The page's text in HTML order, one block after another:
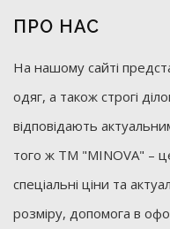
ПРО НАС
На нашому сайті
одяг, а також строгі
відповідають
того ж ТМ "MINOVA" –
спеціальні ціни та
розміру, допомога в